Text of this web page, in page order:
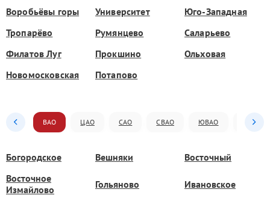
Воробьёвы горы Университет
Юго-Западная
Тропарёво
Румянцево
Саларьево
Филатов Луг
Прокшино
Ольховая
Новомосковская
Потапово
ВАО ЦАО САО СВАО ЮВАО ЮАО
Богородское Вешняки
Восточный
Восточное
Измайлово
Гольяново Ивановское